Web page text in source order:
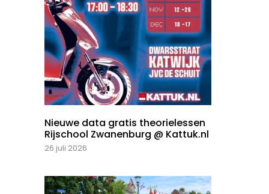
Nieuwe data gratis theorielessen
Rijschool Zwanenburg @ Kattuk.nl
26 juli 2026